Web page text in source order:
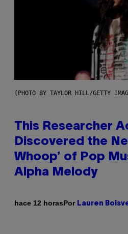
(PHOTO BY TAYLOR HILL/GETTY
This Researcher
Discovered the
Whoop’ of Pop
Alpha Melody
hace 12 horasPor Lauren